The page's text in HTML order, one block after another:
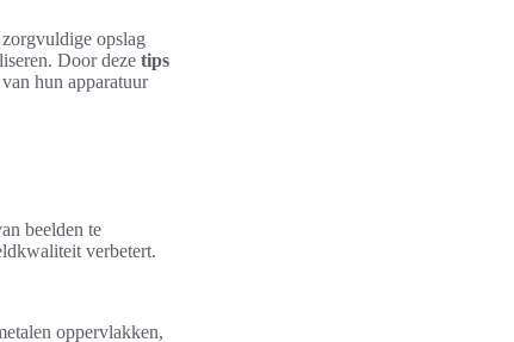
opslag
Door deze tips
hun apparatuur
beelden te
verbetert.
oppervlakken,